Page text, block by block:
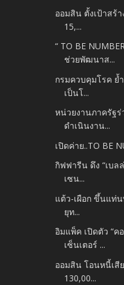
ออมสิน ตั้งเป้าสร้
15,...
“ TO BE
ช่วยพัฒนาส...
กรมควบคุมโรค ย้
เป็นโ...
หน่วยงานภาครัฐร่
ดำเนินงาน...
เปิดค่าย..TO BE
กิฟฟารีน ดึง “เบ
เซน...
แต้ว-เผือก ขึ้นแท่น
ยุท...
อิมแพ็ค เปิดตัว “ค
เซ็นเตอร์ ...
ออมสิน โอนหนี้เสี
130,00...